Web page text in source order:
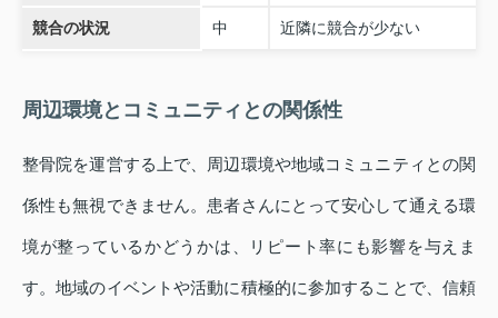
競合の状況 中 近隣に競合が少ない
周辺環境とコミュニティとの関係性
整骨院を運営する上で、周辺環境や地域コミュニティとの関
係性も無視できません。患者さんにとって安心して通える環
境が整っているかどうかは、リピート率にも影響を与えま
す。地域のイベントや活動に積極的に参加することで、信頼